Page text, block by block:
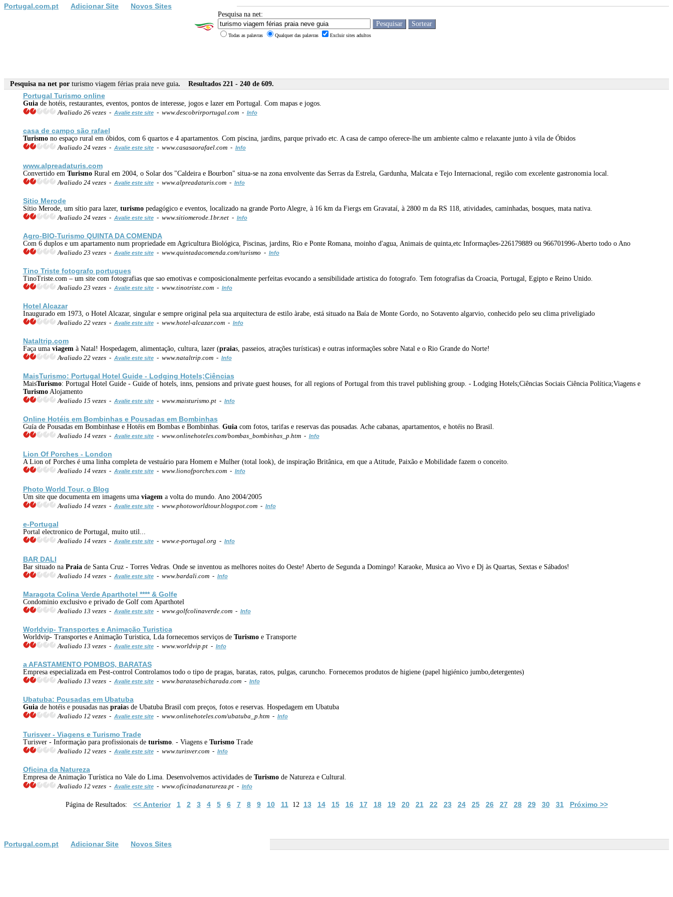
Portugal.com.pt Adicionar Site Novos Sites
Pesquisa na net:
Todas as palavras Qualquer das palavras Excluir sites adultos
Pesquisa na net por turismo viagem férias praia neve guia. Resultados 221 - 240 de 609.
Portugal Turismo online
Guiade hotéis, restaurantes, eventos, pontos de interesse, jogos e lazer em Portugal. Com mapas e jogos.
Avaliado 26 vezes - Avalie este site- www.descobrirportugal.com - Info
casa de campo são rafael
Turismono espaço rural em óbidos, com 6 quartos e 4 apartamentos. Com piscina, jardins, parque privado etc. A casa de campo oferece-lhe um ambiente calmo e relaxante junto à vila de Óbidos
Avaliado 24 vezes - Avalie este site- www.casasaorafael.com - Info
www.alpreadaturis.com
Convertido em TurismoRural em 2004, o Solar dos "Caldeira e Bourbon" situa-se na zona envolvente das Serras da Estrela, Gardunha, Malcata e Tejo Internacional, região com excelente gastronomia local.
Avaliado 24 vezes - Avalie este site- www.alpreadaturis.com - Info
Sitio Merode
Sítio Merode, um sítio para lazer, turismopedagógico e eventos, localizado na grande Porto Alegre, à 16 km da Fiergs em Gravataí, à 2800 m da RS 118, atividades, caminhadas, bosques, mata nativa.
Avaliado 24 vezes - Avalie este site- www.sitiomerode.1br.net - Info
Agro-BIO-Turismo QUINTA DA COMENDA
Com 6 duplos e um apartamento num propriedade em Agricultura Biológica, Piscinas, jardins, Rio e Ponte Romana, moinho d'agua, Animais de quinta,etc Informações-226179889 ou 966701996-Aberto todo o Ano
Avaliado 23 vezes - Avalie este site- www.quintadacomenda.com/turismo - Info
Tino Triste fotografo portugues
TinoTriste.com – um site com fotografias que sao emotivas e composicionalmente perfeitas evocando a sensibilidade artistica do fotografo. Tem fotografias da Croacia, Portugal, Egipto e Reino Unido.
Avaliado 23 vezes - Avalie este site- www.tinotriste.com - Info
Hotel Alcazar
Inaugurado em 1973, o Hotel Alcazar, singular e sempre original pela sua arquitectura de estilo àrabe, está situado na Baía de Monte Gordo, no Sotavento algarvio, conhecido pelo seu clima priveligiado
Avaliado 22 vezes - Avalie este site- www.hotel-alcazar.com - Info
Nataltrip.com
Faça uma viagem à Natal! Hospedagem, alimentação, cultura, lazer (praias, passeios, atrações turísticas) e outras informações sobre Natal e o Rio Grande do Norte!
Avaliado 22 vezes - Avalie este site- www.nataltrip.com - Info
MaisTurismo: Portugal Hotel Guide - Lodging Hotels;Ciências
MaisTurismo: Portugal Hotel Guide - Guide of hotels, inns, pensions and private guest houses, for all regions of Portugal from this travel publishing group. - Lodging Hotels;Ciências Sociais Ciência Política;Viagens e
TurismoAlojamento
Avaliado 15 vezes - Avalie este site- www.maisturismo.pt - Info
Online Hotéis em Bombinhas e Pousadas em Bombinhas
Guía de Pousadas em Bombinhase e Hotéis em Bombas e Bombinhas. Guiacom fotos, tarifas e reservas das pousadas. Ache cabanas, apartamentos, e hotéis no Brasil.
Avaliado 14 vezes - Avalie este site- www.onlinehoteles.com/bombas_bombinhas_p.htm - Info
Lion Of Porches - London
A Lion of Porches é uma linha completa de vestuário para Homem e Mulher (total look), de inspiração Britânica, em que a Atitude, Paixão e Mobilidade fazem o conceito.
Avaliado 14 vezes - Avalie este site- www.lionofporches.com - Info
Photo World Tour, o Blog
Um site que documenta em imagens uma viagem a volta do mundo. Ano 2004/2005
Avaliado 14 vezes - Avalie este site- www.photoworldtour.blogspot.com - Info
e-Portugal
Portal electronico de Portugal, muito util...
Avaliado 14 vezes - Avalie este site- www.e-portugal.org - Info
BAR DALI
Bar situado na Praiade Santa Cruz - Torres Vedras. Onde se inventou as melhores noites do Oeste! Aberto de Segunda a Domingo! Karaoke, Musica ao Vivo e Dj às Quartas, Sextas e Sábados!
Avaliado 14 vezes - Avalie este site- www.bardali.com - Info
Maragota Colina Verde Aparthotel **** & Golfe
Condominio exclusivo e privado de Golf com Aparthotel
Avaliado 13 vezes - Avalie este site- www.golfcolinaverde.com - Info
Worldvip- Transportes e Animação Turistica
Worldvip- Transportes e Animação Turistica, Lda fornecemos serviços de Turismoe Transporte
Avaliado 13 vezes - Avalie este site- www.worldvip.pt - Info
a AFASTAMENTO POMBOS, BARATAS
Empresa especializada em Pest-control Controlamos todo o tipo de pragas, baratas, ratos, pulgas, caruncho. Fornecemos produtos de higiene (papel higiénico jumbo,detergentes)
Avaliado 13 vezes - Avalie este site- www.baratasebicharada.com - Info
Ubatuba: Pousadas em Ubatuba
Guiade hotéis e pousadas nas praias de Ubatuba Brasil com preços, fotos e reservas. Hospedagem em Ubatuba
Avaliado 12 vezes - Avalie este site- www.onlinehoteles.com/ubatuba_p.htm - Info
Turisver - Viagens e Turismo Trade
Turisver - Informaçào para profissionais de turismo. - Viagens e TurismoTrade
Avaliado 12 vezes - Avalie este site- www.turisver.com - Info
Oficina da Natureza
Empresa de Animação Turística no Vale do Lima. Desenvolvemos actividades de Turismode Natureza e Cultural.
Avaliado 12 vezes - Avalie este site- www.oficinadanatureza.pt - Info
Página de Resultados: << Anterior 1 2 3 4 5 6 7 8 9 10 1112 13 14 15 16 17 18 19 20 21 22 23 24 25 26 27 28 29 30 31 Próximo >>
Portugal.com.pt Adicionar Site Novos Sites